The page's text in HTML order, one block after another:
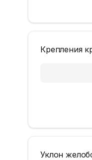
Крепления
Уклон